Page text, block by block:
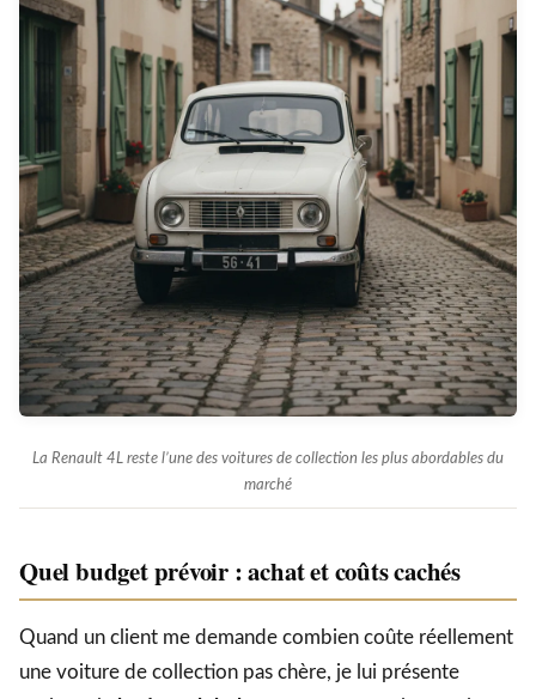
La Renault 4L reste l’une des voitures de collection les plus abordables du
marché
Quel budget prévoir : achat et coûts cachés
Quand un client me demande combien coûte réellement
une voiture de collection pas chère, je lui présente